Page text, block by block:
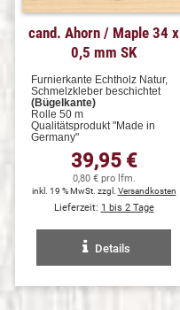
cand. Ahorn / Maple 34 x
0,5 mm SK
Furnierkante Echtholz Natur,
Schmelzkleber beschichtet
(Bügelkante)
Rolle 50 m
Qualitätsprodukt "Made in
Germany"
39,95 €
0,80 € pro lfm.
inkl. 19 % MwSt. zzgl. Versandkosten
Lieferzeit: 1 bis 2 Tage
Details